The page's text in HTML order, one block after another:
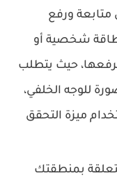
متابعة ورفع
شخصية أو
حيث يتطلب
للوجه الخلفي،
ميزة التحقق
بمنطقتك